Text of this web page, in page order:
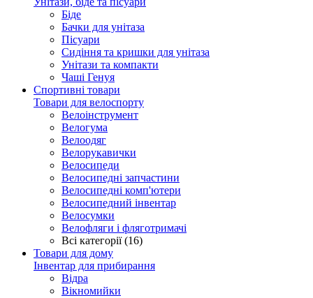
Біде
Бачки для унітаза
Пісуари
Сидіння та кришки для унітаза
Унітази та компакти
Чаші Генуя
Спортивні товари
Товари для велоспорту
Велоінструмент
Велогума
Велоодяг
Велорукавички
Велосипеди
Велосипедні запчастини
Велосипедні комп'ютери
Велосипедний інвентар
Велосумки
Велофляги і фляготримачі
Всі категорії (16)
Товари для дому
Інвентар для прибирання
Відра
Вікномийки